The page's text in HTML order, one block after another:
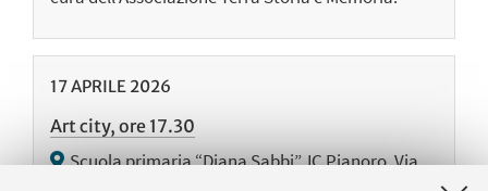
17APRILE 2026
Art city, ore 17.30
Scuola primaria “Diana Sabbi”, IC Pianoro, Via